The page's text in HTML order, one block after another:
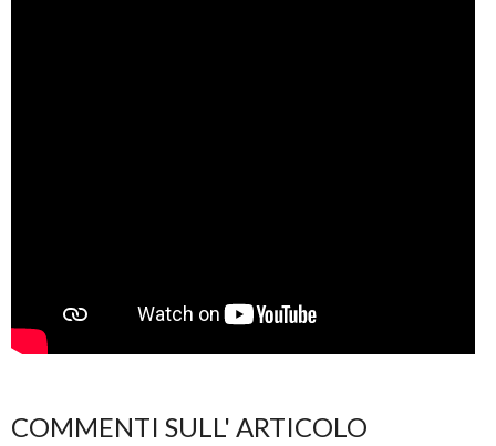
COMMENTI SULL' ARTICOLO